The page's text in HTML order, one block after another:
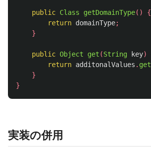
public Class getDomainType()
{
return domainType;
}
public Object get (String key)
return additonalValues . get
}
}
実装の併用